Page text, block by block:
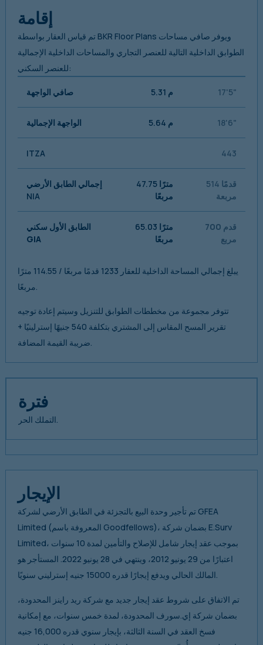
إقامة
تم قياس العقار بواسطة BKR Floor Plans ويوفر صافي مساحات
الطوابق الداخلية التالية للعنصر التجاري والمساحات الداخلية الإجمالية
للعنصر السكني:
صافي الواجهة 5.31 م 17'5"
الواجهة الإجمالية 5.64 م 18'6"
ITZA 443
إجمالي الطابق الأرضي
NIA
47.75 مترًا
مربعًا
514 قدمًا
مربعة
الطابق الأول سكني
GIA
65.03 مترًا
مربعًا
700 قدم
مربع
يبلغ إجمالي المساحة الداخلية للعقار 1233 قدمًا مربعًا / 114.55 مترًا
مربعًا.
تتوفر مجموعة من مخططات الطوابق للتنزيل وسيتم إعادة توجيه
تقرير المسح المقاس إلى المشتري بتكلفة 540 جنيهًا إسترلينيًا +
ضريبة القيمة المضافة.
فترة
التملك الحر.
الإيجار
تم تأجير وحدة البيع بالتجزئة في الطابق الأرضي لشركة GFEA
Limited (المعروفة باسم Goodfellows)، بضمان شركة E.Surv
Limited، بموجب عقد إيجار شامل للإصلاح والتأمين لمدة 10 سنوات
اعتبارًا من 29 يونيو 2012، وينتهي في 28 يونيو 2022. المستأجر هو
المالك الحالي ويدفع إيجارًا قدره 15000 جنيه إسترليني سنويًا.
تم الاتفاق على شروط عقد إيجار جديد مع شركة ريد راينز المحدودة،
بضمان شركة إي.سورف المحدودة، لمدة خمس سنوات، مع إمكانية
فسخ العقد في السنة الثالثة، بإيجار سنوي قدره 16,000 جنيه